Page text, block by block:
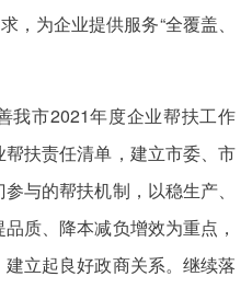
，为企业提供服务“全覆盖、
我市2021年度企业帮扶工作
扶责任清单，建立市委、市
与的帮扶机制，以稳生产、
质、降本减负增效为重点，
立起良好政商关系。继续落